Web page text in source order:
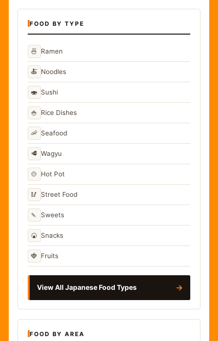
FOOD BY TYPE
🍜 Ramen
🍝 Noodles
🍣 Sushi
🍚 Rice Dishes
🦐 Seafood
🥩 Wagyu
🍲 Hot Pot
🥢 Street Food
🍡 Sweets
🍘 Snacks
🍓 Fruits
View All Japanese Food Types →
FOOD BY AREA